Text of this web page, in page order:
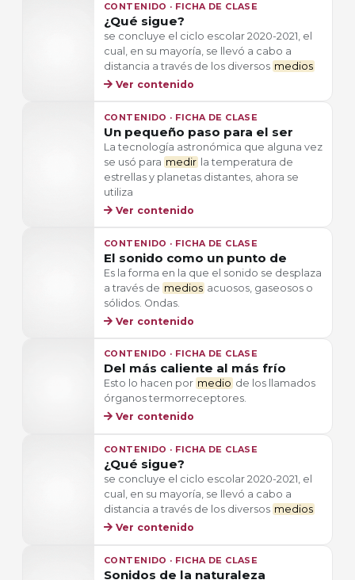
CONTENIDO · FICHA DE CLASE
¿Qué sigue?
se concluye el ciclo escolar 2020-2021, el
cual, en su mayoría, se llevó a cabo a
distancia a través de los diversos medios
Ver contenido
CONTENIDO · FICHA DE CLASE
Un pequeño paso para el ser
La tecnología astronómica que alguna vez
se usó para medir la temperatura de
estrellas y planetas distantes, ahora se
utiliza
Ver contenido
CONTENIDO · FICHA DE CLASE
El sonido como un punto de
Es la forma en la que el sonido se desplaza
a través de medios acuosos, gaseosos o
sólidos. Ondas.
Ver contenido
CONTENIDO · FICHA DE CLASE
Del más caliente al más frío
Esto lo hacen por medio de los llamados
órganos termorreceptores.
Ver contenido
CONTENIDO · FICHA DE CLASE
¿Qué sigue?
se concluye el ciclo escolar 2020-2021, el
cual, en su mayoría, se llevó a cabo a
distancia a través de los diversos medios
Ver contenido
CONTENIDO · FICHA DE CLASE
Sonidos de la naturaleza